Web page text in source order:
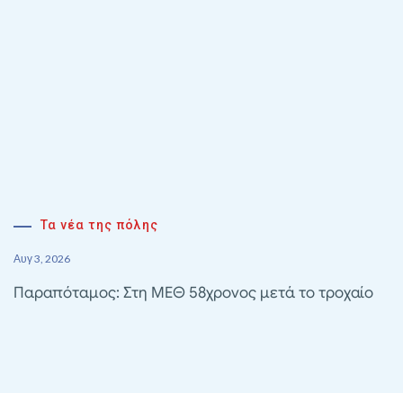
Τα νέα της πόλης
Αυγ 3, 2026
Παραπόταμος: Στη ΜΕΘ 58χρονος μετά το τροχαίο